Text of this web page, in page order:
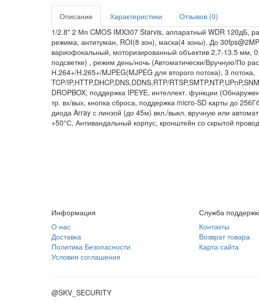
Описание Характеристики
Отзывов (0)
1/2.8" 2 Мп CMOS IMX307 Starvis, аппаратный WDR 120дБ,
режима, антитуман, ROI(8 зон), маска(4 зоны), До
вариофокальный, моторизированный объектив 2,7-13.5 мм,
подсветке) , режим день/ночь (Автоматически/Вручную/По
Н.264+/H.265+/MJPEG(MJPEG для второго потока), 3 потока,
TCP/IP,HTTP,DHCP,DNS,DDNS,RTP/
DROPBOX, поддержка IPEYE, интеллект. функции
тр. вх/вых, кнопка сброса, поддержка micro-SD карты до
диода Array с линзой (до 45м) вкл./выкл. вручную или
+50°С, Антивандальный корпус, кронштейн со скрытой
Информация
О нас
Доставка
Политика Безопасности
Условия соглашения
Служба
Контакты
Возврат товара
Карта сайта
@SKV_SECURITY